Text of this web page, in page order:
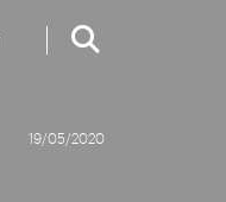
19/05/2020